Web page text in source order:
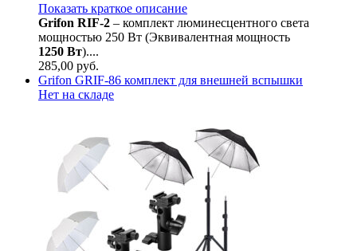
Показать краткое описание
Grifon RIF-2 – комплект люминесцентного света
мощностью 250 Вт (Эквивалентная мощность
1250 Вт)....
285,00 руб.
Grifon GRIF-86 комплект для внешней вспышки
Нет на складе